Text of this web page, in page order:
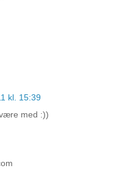
kl. 15:39
med :))